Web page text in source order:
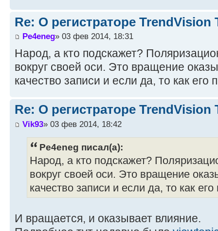
Re: О регистраторе TrendVision
Pe4eneg» 03 фев 2014, 18:31
Народ, а кто подскажет?
вокруг своей оси. Это вращение
качество записи и если да, то как его
Re: О регистраторе TrendVision
Vik93» 03 фев 2014, 18:42
Pe4eneg писал(а):
Народ, а кто подскажет?
вокруг своей оси. Это вращение
качество записи и если да, то как
И вращается, и оказывает влияние.